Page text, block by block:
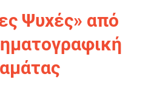
Ψυχές» από